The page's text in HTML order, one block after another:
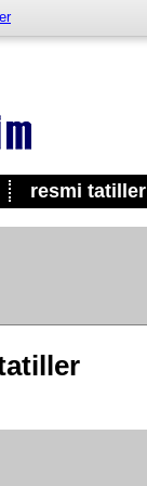
resmi tatiller